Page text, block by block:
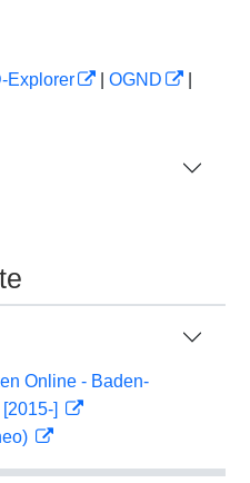
Explorer OGND
Online - Baden-
]